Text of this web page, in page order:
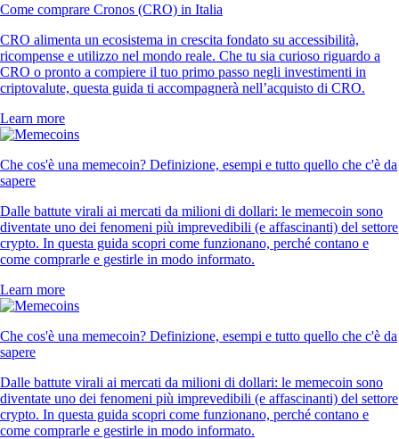
Come comprare Cronos (CRO) in Italia
CRO alimenta un ecosistema in crescita fondato su accessibilità,
ricompense e utilizzo nel mondo reale. Che tu sia curioso riguardo a
CRO o pronto a compiere il tuo primo passo negli investimenti in
criptovalute, questa guida ti accompagnerà nell’acquisto di CRO.
Learn more
Che cos'è una memecoin? Definizione, esempi e tutto quello che c'è da
sapere
Dalle battute virali ai mercati da milioni di dollari: le memecoin sono
diventate uno dei fenomeni più imprevedibili (e affascinanti) del settore
crypto. In questa guida scopri come funzionano, perché contano e
come comprarle e gestirle in modo informato.
Learn more
Che cos'è una memecoin? Definizione, esempi e tutto quello che c'è da
sapere
Dalle battute virali ai mercati da milioni di dollari: le memecoin sono
diventate uno dei fenomeni più imprevedibili (e affascinanti) del settore
crypto. In questa guida scopri come funzionano, perché contano e
come comprarle e gestirle in modo informato.